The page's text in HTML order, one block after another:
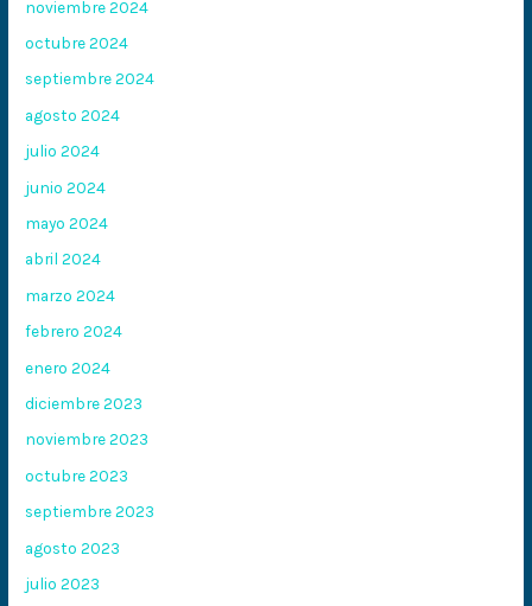
noviembre 2024
octubre 2024
septiembre 2024
agosto 2024
julio 2024
junio 2024
mayo 2024
abril 2024
marzo 2024
febrero 2024
enero 2024
diciembre 2023
noviembre 2023
octubre 2023
septiembre 2023
agosto 2023
julio 2023